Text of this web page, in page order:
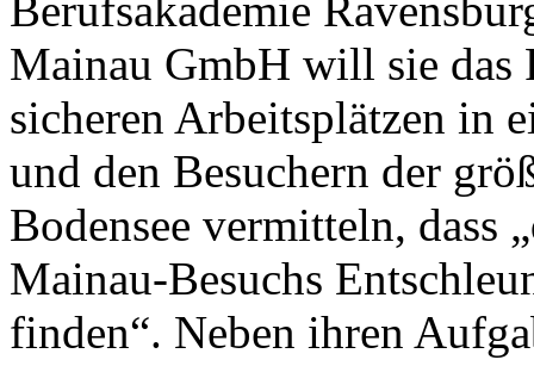
Mainau GmbH will sie das
sicheren Arbeitsplätzen in
und den Besuchern der
Bodensee vermitteln, dass
Mainau-Besuchs
finden“. Neben ihren